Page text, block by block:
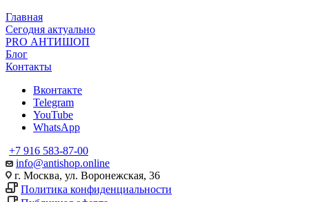
Главная
Сегодня актуально
PRO АНТИШОП
Блог
Контакты
Вконтакте
Telegram
YouTube
WhatsApp
+7 916 583-87-00
info@antishop.online
г. Москва, ул. Воронежская, 36
Политика конфиденциальности